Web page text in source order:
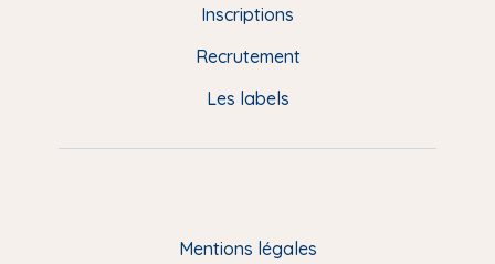
g
Inscriptions
Recrutement
Les labels
Mentions légales